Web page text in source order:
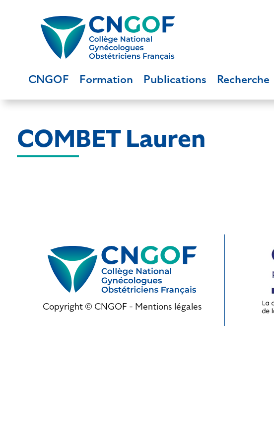
CNGOF Formation Publications Recherche
COMBET Lauren
Copyright © CNGOF - Mentions légales